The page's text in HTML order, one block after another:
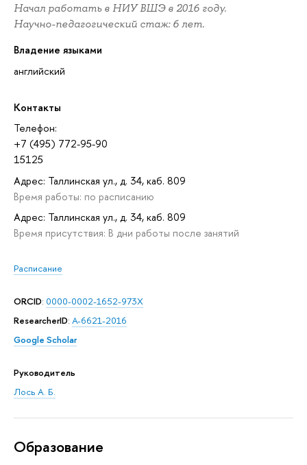
Начал работать в НИУ ВШЭ в 2016 году.
Научно-педагогический стаж: 6 лет.
Владение языками
английский
Контакты
Телефон:
+7 (495) 772-95-90
15125
Адрес: Таллинская ул., д. 34, каб. 809
Время работы: по расписанию
Адрес: Таллинская ул., д. 34, каб. 809
Время присутствия: В дни работы после занятий
Расписание
ORCID: 0000-0002-1652-973X
ResearcherID: A-6621-2016
Google Scholar
Руководитель
Лось А. Б.
Oбразование